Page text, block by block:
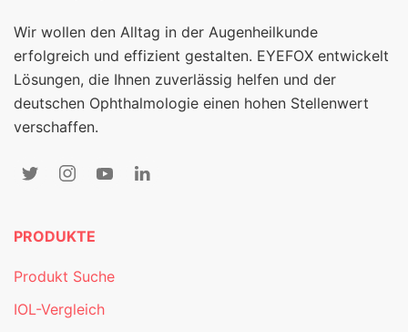
Wir wollen den Alltag in der Augenheilkunde
erfolgreich und effizient gestalten. EYEFOX entwickelt
Lösungen, die Ihnen zuverlässig helfen und der
deutschen Ophthalmologie einen hohen Stellenwert
verschaffen.
PRODUKTE
Produkt Suche
IOL-Vergleich